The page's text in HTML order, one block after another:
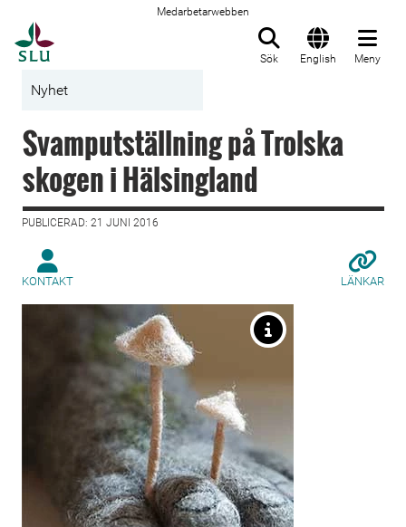
Medarbetarwebben
Sök English Meny
Nyhet
Svamputställning på Trolska
skogen i Hälsingland
PUBLICERAD: 21 JUNI 2016
KONTAKT LÄNKAR